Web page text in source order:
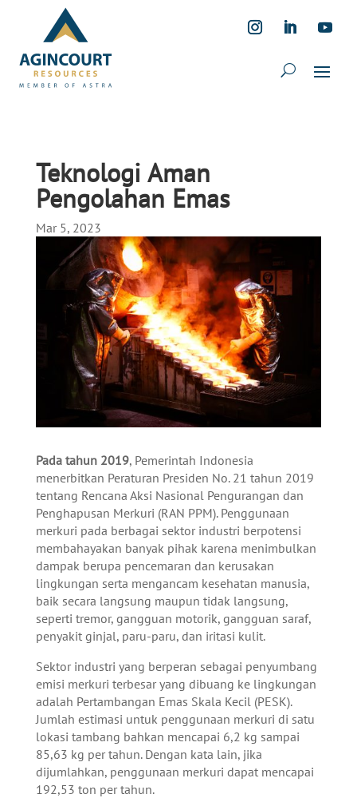
Teknologi Aman
Pengolahan Emas
Mar 5, 2023
Pada tahun 2019, Pemerintah Indonesia
menerbitkan Peraturan Presiden No. 21 tahun 2019
tentang Rencana Aksi Nasional Pengurangan dan
Penghapusan Merkuri (RAN PPM). Penggunaan
merkuri pada berbagai sektor industri berpotensi
membahayakan banyak pihak karena menimbulkan
dampak berupa pencemaran dan kerusakan
lingkungan serta mengancam kesehatan manusia,
baik secara langsung maupun tidak langsung,
seperti tremor, gangguan motorik, gangguan saraf,
penyakit ginjal, paru-paru, dan iritasi kulit.
Sektor industri yang berperan sebagai penyumbang
emisi merkuri terbesar yang dibuang ke lingkungan
adalah Pertambangan Emas Skala Kecil (PESK).
Jumlah estimasi untuk penggunaan merkuri di satu
lokasi tambang bahkan mencapai 6,2 kg sampai
85,63 kg per tahun. Dengan kata lain, jika
dijumlahkan, penggunaan merkuri dapat mencapai
192,53 ton per tahun.